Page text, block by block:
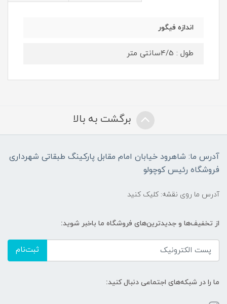
اندازه فیگور
طول : 4/5سانتی متر
برگشت به بالا
آدرس ما: شاهرود خیابان امام مقابل پارکینگ طبقاتی شهرداری
فروشگاه رئیس کوچولو
آدرس ما روی نقشه: کلیک کنید
از تخفیف‌ها و جدیدترین‌های فروشگاه ما باخبر شوید:
ثبت‌نام
ما را در شبکه‌های اجتماعی دنبال کنید: